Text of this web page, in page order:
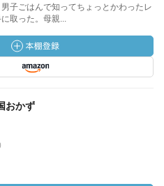
子ごはんで知ってちょっとかわったレ
取った。母親...
おかず